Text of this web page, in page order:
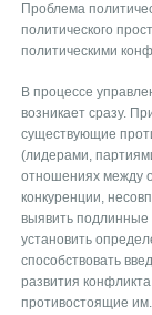
Проблема
политического
политическими
В процессе
возникает сразу.
существующие
(лидерами,
отношениях между
конкуренции,
выявить подлинные
установить
способствовать
развития
противостоящие